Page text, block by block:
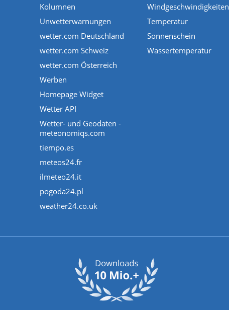
Kolumnen
Unwetterwarnungen
wetter.com Deutschland
wetter.com Schweiz
wetter.com Österreich
Werben
Homepage Widget
Wetter API
Wetter- und Geodaten -
meteonomiqs.com
tiempo.es
meteos24.fr
ilmeteo24.it
pogoda24.pl
weather24.co.uk
Windgeschwindigkeiten
Temperatur
Sonnenschein
Wassertemperatur